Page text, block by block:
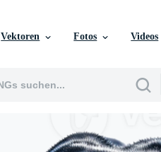
Vektoren Fotos Videos